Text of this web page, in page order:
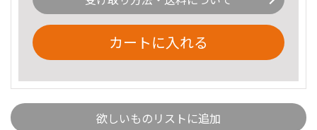
カートに入れる
欲しいものリストに追加